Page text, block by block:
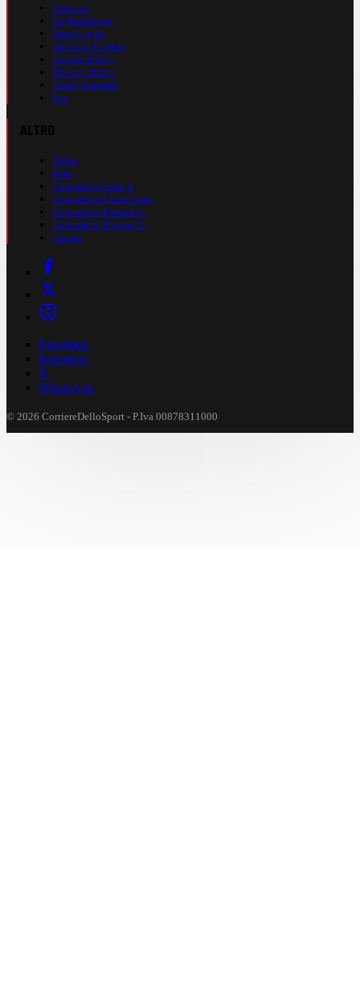
Contatti
La Redazione
Nota Legale
Gestione Cookie
Cookie Policy
Privacy Policy
Cond. Generali
Faq
Video
Foto
Calendario Serie A
Calendario Champions
Calendario Europa L.
Calendario Premier L.
Casinò
Facebook
Instagram
X
WhatsApp
© 2026 CorriereDelloSport - P.Iva 00878311000